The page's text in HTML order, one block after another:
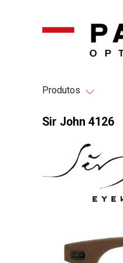
Produtos
Sir John 4126